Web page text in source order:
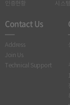
인증현황
시스
Contact Us
Address
Join Us
Technical Support